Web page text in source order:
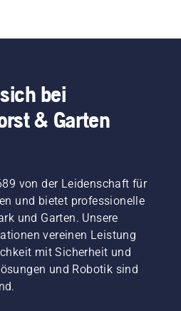
bei
& Garten
von der Leidenschaft für
und bietet professionelle
und Garten. Unsere
vereinen Leistung
mit Sicherheit und
und Robotik sind